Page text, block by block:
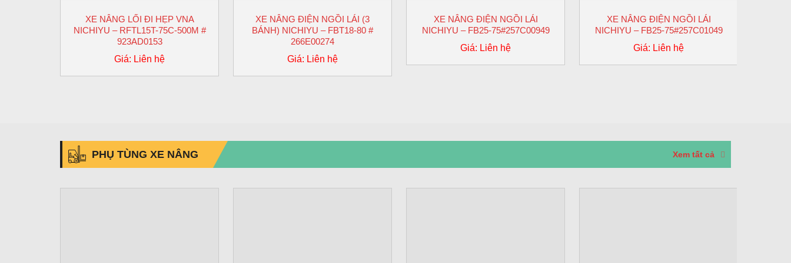
XE NÂNG LỐI ĐI HẸP VNA
NICHIYU – RFTL15T-75C-500M #
923AD0153
Giá: Liên hệ
XE NÂNG ĐIỆN NGỒI LÁI (3
BÁNH) NICHIYU – FBT18-80 #
266E00274
Giá: Liên hệ
XE NÂNG ĐIỆN NGỒI LÁI
NICHIYU – FB25-75#257C00949
Giá: Liên hệ
XE NÂNG ĐIỆN NGỒI LÁI
NICHIYU – FB25-75#257C01049
Giá: Liên hệ
PHỤ TÙNG XE NÂNG Xem tất cả